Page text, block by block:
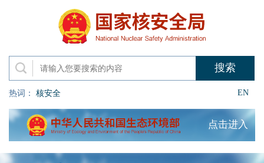
热词： 核安全 EN
点击进入